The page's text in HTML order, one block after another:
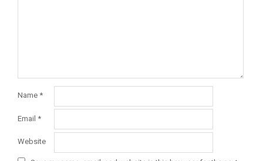
Name *
Email *
Website